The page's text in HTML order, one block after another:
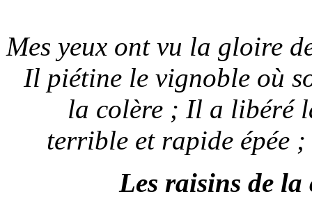
Mes yeux ont vu la gloire
Il piétine le vignoble où
la colère ; Il a libéré
terrible et rapide épée ;
Les raisins de la